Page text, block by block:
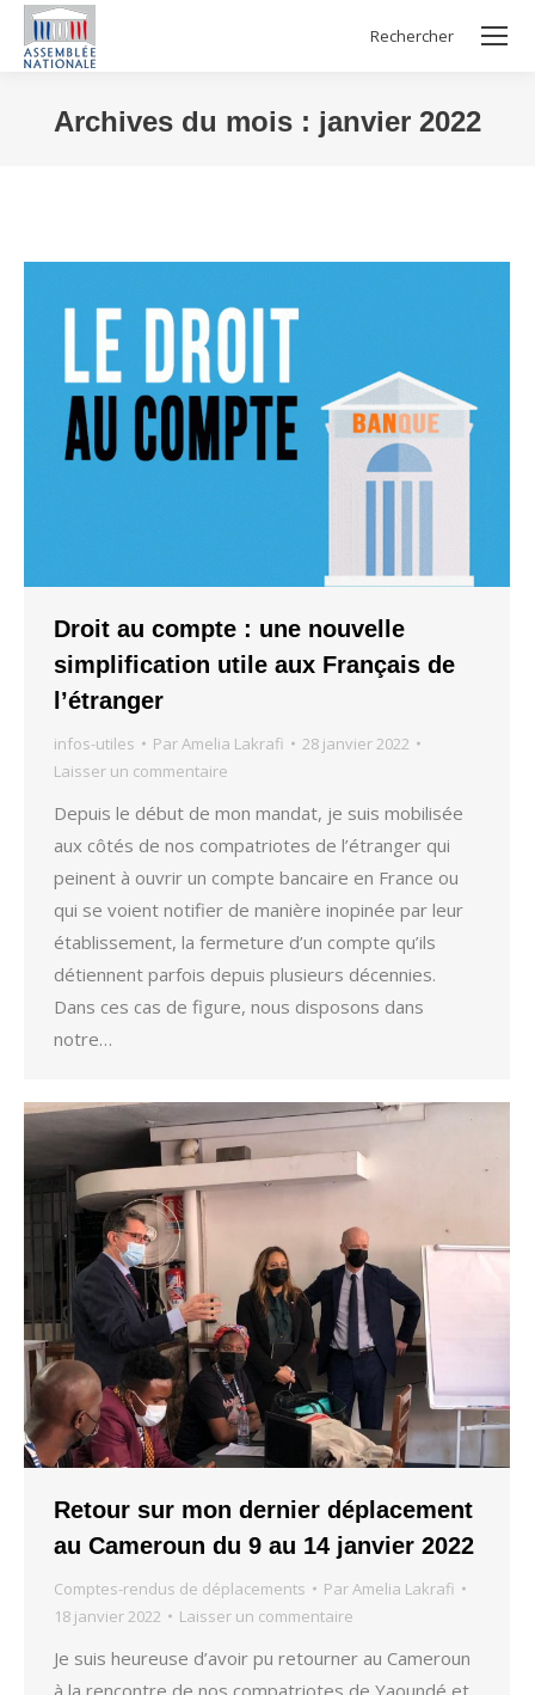
Search:
Rechercher
Archives du mois : janvier 2022
Droit au compte : une nouvelle
simplification utile aux Français de
l’étranger
infos-utiles ParAmelia Lakrafi
28 janvier 2022
Laisser un commentaire
Depuis le début de mon mandat, je suis mobilisée
aux côtés de nos compatriotes de l’étranger qui
peinent à ouvrir un compte bancaire en France ou
qui se voient notifier de manière inopinée par leur
établissement, la fermeture d’un compte qu’ils
détiennent parfois depuis plusieurs décennies.
Dans ces cas de figure, nous disposons dans
notre…
Retour sur mon dernier déplacement
au Cameroun du 9 au 14 janvier 2022
Comptes-rendus de déplacements Par Amelia Lakrafi
18 janvier 2022
Laisser un commentaire
Je suis heureuse d’avoir pu retourner au Cameroun
à la rencontre de nos compatriotes de Yaoundé et